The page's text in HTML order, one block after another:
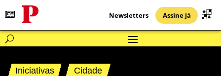
Newsletters Assine já
Iniciativas Cidade